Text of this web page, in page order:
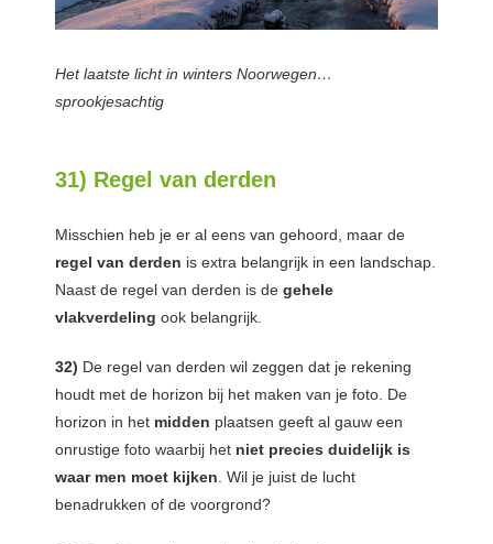
Het laatste licht in winters Noorwegen…
sprookjesachtig
31) Regel van derden
Misschien heb je er al eens van gehoord, maar de
regel van derden is extra belangrijk in een landschap.
Naast de regel van derden is de gehele
vlakverdeling ook belangrijk.
32) De regel van derden wil zeggen dat je rekening
houdt met de horizon bij het maken van je foto. De
horizon in het midden plaatsen geeft al gauw een
onrustige foto waarbij het niet precies duidelijk is
waar men moet kijken. Wil je juist de lucht
benadrukken of de voorgrond?